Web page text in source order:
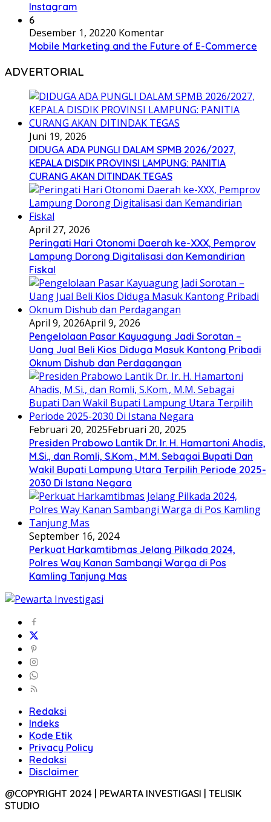
Instagram
6
Desember 1, 20220 Komentar
Mobile Marketing and the Future of E-Commerce
ADVERTORIAL
Juni 19, 2026
DIDUGA ADA PUNGLI DALAM SPMB 2026/2027,
KEPALA DISDIK PROVINSI LAMPUNG: PANITIA
CURANG AKAN DITINDAK TEGAS
April 27, 2026
Peringati Hari Otonomi Daerah ke-XXX, Pemprov
Lampung Dorong Digitalisasi dan Kemandirian
Fiskal
April 9, 2026April 9, 2026
Pengelolaan Pasar Kayuagung Jadi Sorotan –
Uang Jual Beli Kios Diduga Masuk Kantong Pribadi
Oknum Dishub dan Perdagangan
Februari 20, 2025Februari 20, 2025
Presiden Prabowo Lantik Dr. Ir. H. Hamartoni Ahadis,
M.Si., dan Romli, S.Kom., M.M. Sebagai Bupati Dan
Wakil Bupati Lampung Utara Terpilih Periode 2025-
2030 Di Istana Negara
September 16, 2024
Perkuat Harkamtibmas Jelang Pilkada 2024,
Polres Way Kanan Sambangi Warga di Pos
Kamling Tanjung Mas
Redaksi
Indeks
Kode Etik
Privacy Policy
Redaksi
Disclaimer
@COPYRIGHT 2024 | PEWARTA INVESTIGASI | TELISIK
STUDIO